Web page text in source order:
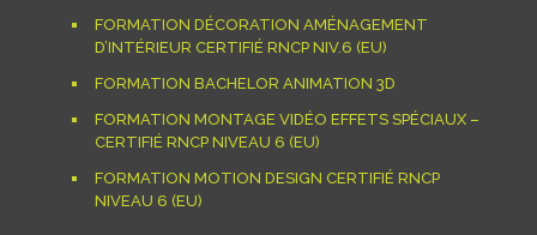
FORMATION DÉCORATION AMÉNAGEMENT
D’INTÉRIEUR CERTIFIÉ RNCP NIV.6 (EU)
FORMATION BACHELOR ANIMATION 3D
FORMATION MONTAGE VIDÉO EFFETS SPÉCIAUX –
CERTIFIÉ RNCP NIVEAU 6 (EU)
FORMATION MOTION DESIGN CERTIFIÉ RNCP
NIVEAU 6 (EU)